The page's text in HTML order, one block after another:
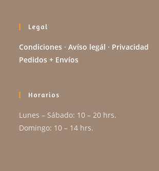
Legal
Condiciones ·Avíso legál · Privacidad
Pedidos + Envíos
Horarios
Lunes – Sábado: 10 – 20 hrs.
Domingo: 10 – 14 hrs.